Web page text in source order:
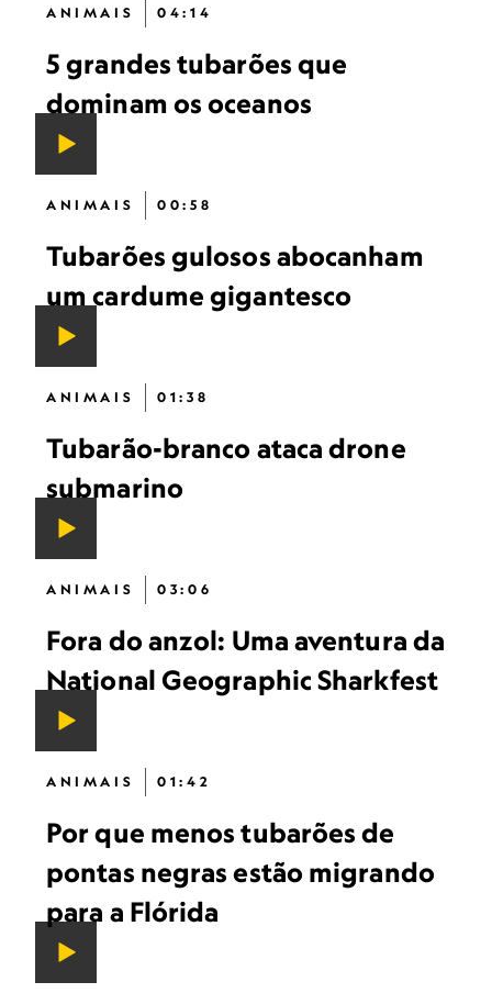
ANIMAIS 04:14
5 grandes tubarões que
dominam os oceanos
ANIMAIS 00:58
Tubarões gulosos abocanham
um cardume gigantesco
ANIMAIS 01:38
Tubarão-branco ataca drone
submarino
ANIMAIS 03:06
Fora do anzol: Uma aventura da
National Geographic Sharkfest
ANIMAIS 01:42
Por que menos tubarões de
pontas negras estão migrando
para a Flórida